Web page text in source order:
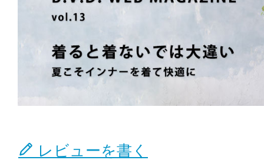
レビューを書く